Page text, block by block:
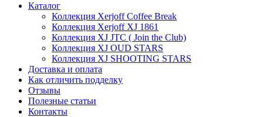
Каталог
Коллекция Xerjoff Coffee Break
Коллекция Xerjoff XJ 1861
Коллекция XJ JTC ( Join the Club)
Коллекция XJ OUD STARS
Коллекция XJ SHOOTING STARS
Доставка и оплата
Как отличить подделку
Отзывы
Полезные статьи
Контакты